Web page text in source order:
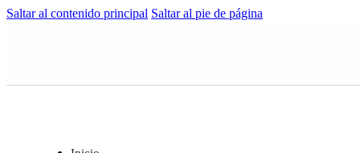
Saltar al contenido principal Saltar al pie de página